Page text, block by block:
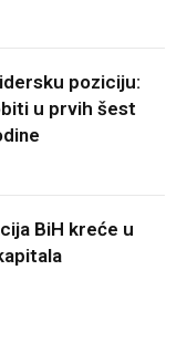
poziciju:
u prvih šest
BiH kreće u